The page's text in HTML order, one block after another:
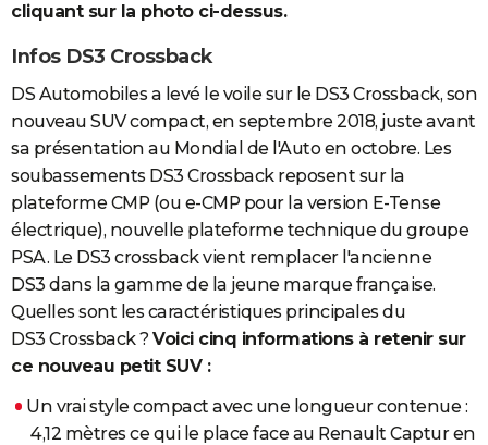
cliquant sur la photo ci-dessus.
Infos DS3 Crossback
DS Automobiles a levé le voile sur le DS3 Crossback, son
nouveau SUV compact, en septembre 2018, juste avant
sa présentation au Mondial de l'Auto en octobre. Les
soubassements DS3 Crossback reposent sur la
plateforme CMP (ou e-CMP pour la version E-Tense
électrique), nouvelle plateforme technique du groupe
PSA. Le DS3 crossback vient remplacer l'ancienne
DS3 dans la gamme de la jeune marque française.
Quelles sont les caractéristiques principales du
DS3 Crossback ? Voici cinq informations à retenir sur
ce nouveau petit SUV :
Un vrai style compact avec une longueur contenue :
4,12 mètres ce qui le place face au Renault Captur en